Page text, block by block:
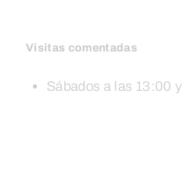
Visitas comentadas
Sábados a las 13:00